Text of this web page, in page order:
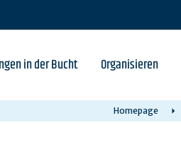
in der Bucht Organisieren
Homepage